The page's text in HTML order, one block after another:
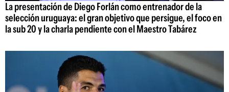
La presentación de Diego Forlán como entrenador de la
selección uruguaya: el gran objetivo que persigue, el foco en
la sub 20 y la charla pendiente con el Maestro Tabárez